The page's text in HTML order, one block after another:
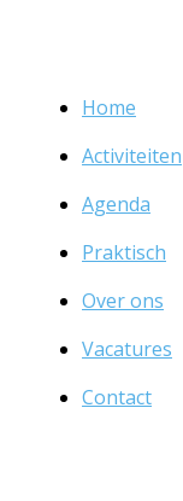
Home
Activiteiten
Agenda
Praktisch
Over ons
Vacatures
Contact